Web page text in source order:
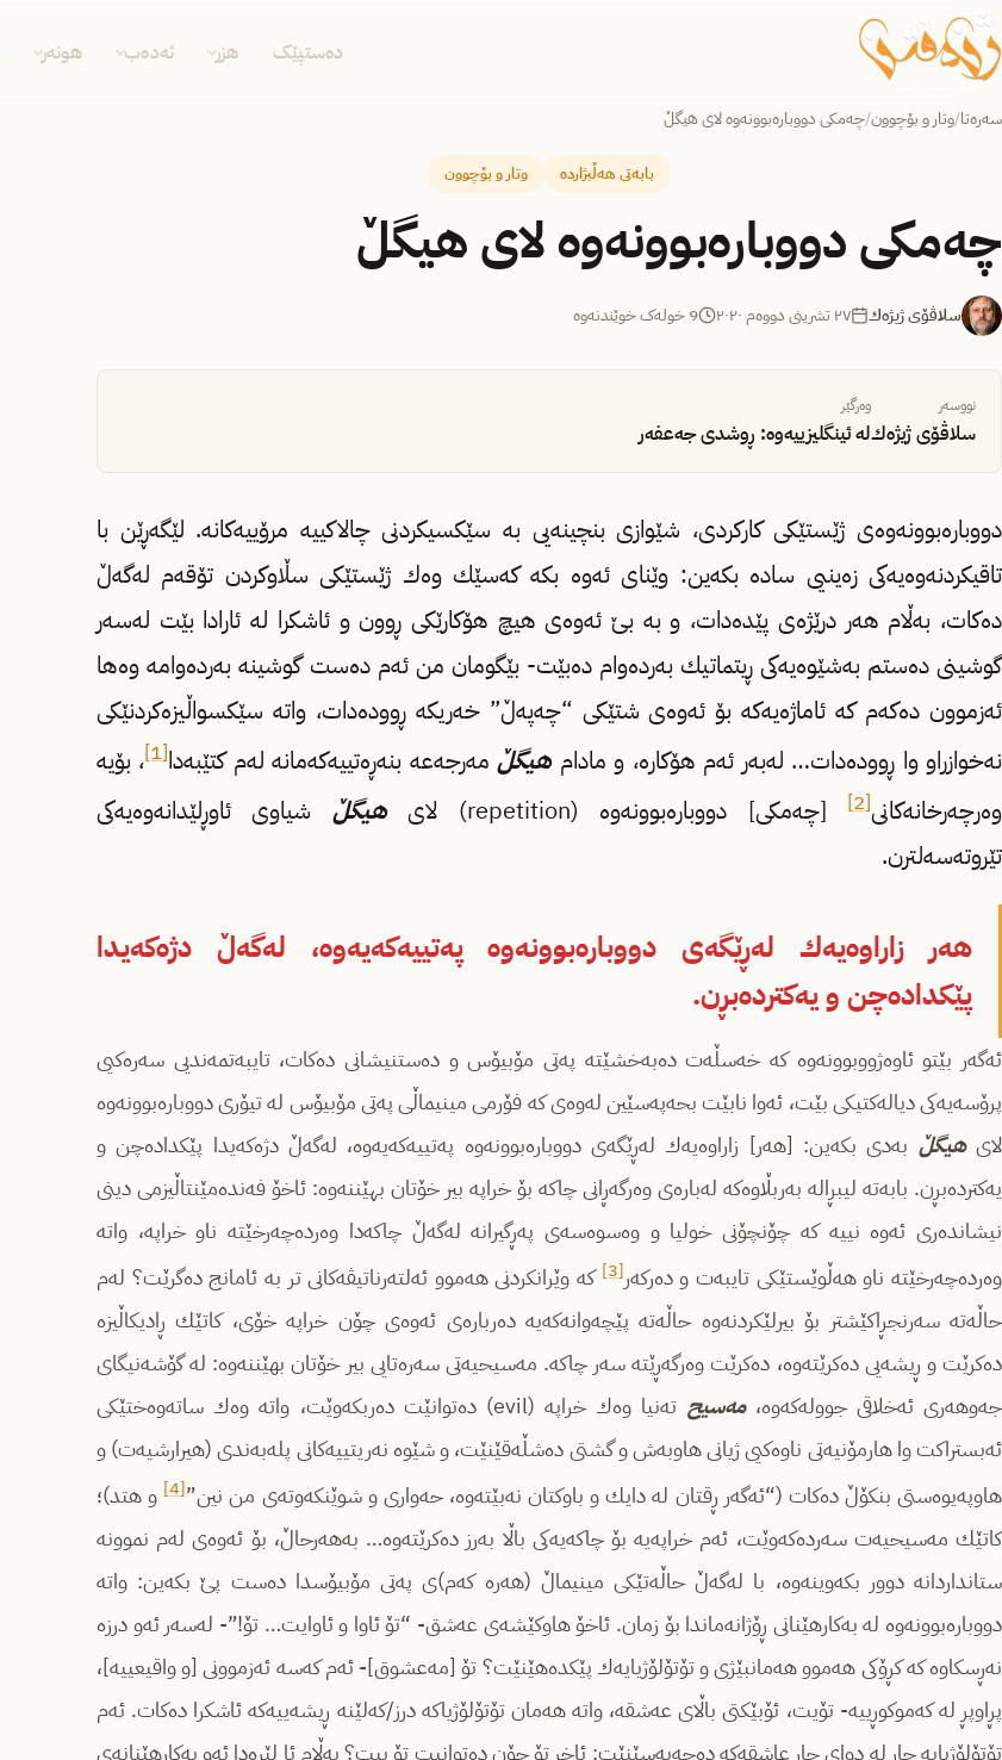
دەستپێک هزر ئەدەب هونەر
سەرەتا/وتار و بۆچوون/چه‌مكی دووباره‌بوونه‌وه‌ لای هیگڵ
بابەتی هەڵبژاردە وتار و بۆچوون
چه‌مكی دووباره‌بوونه‌وه‌ لای هیگڵ
سلاڤۆی ژیژه‌ك ٢٧ تشرینی دووەم ٢٠٢٠ 9 خولەک خوێندنەوە
نووسەر
سلاڤۆی ژیژه‌ك
وەرگێر
لە ئینگلیزییەوە: ڕوشدی جه‌عفه‌ر
دووباره‌بوونه‌وه‌ی ژێستێكی كاركردی، شێوازی بنچینه‌یی به ‌سێكسیكردنی چالاكییه‌ مرۆییه‌كانه‌‌. لێگه‌ڕێن با
تاقیكردنه‌وه‌یه‌كی زه‌ینیی ساده‌ بكه‌ین: وێنای ئه‌وه‌ بكه‌ كه‌سێك وه‌ك ژێستێكی سڵاوكردن تۆقه‌م له‌گه‌ڵ
ده‌كات، به‌ڵام هه‌ر درێژه‌ی پێده‌دات، و به‌ بێ ئه‌وه‌ی هیچ هۆكارێكی ڕوون و ئاشكرا له‌ ئارادا بێت له‌سه‌ر
گوشینی ده‌ستم به‌شێوه‌یه‌كی ڕیتماتیك به‌رده‌وام ده‌بێت- بێگومان من ئه‌م ده‌ست گوشینه‌ به‌رده‌وامه‌ وه‌ها
ئه‌زموون ده‌كه‌م كه‌ ئاماژه‌یه‌كه‌ بۆ ئه‌وه‌ی شتێكی “چه‌په‌ڵ” خه‌ریكه‌ ڕووده‌دات، واته‌ سێكسواڵیزه‌كردنێكی
نه‌خوازراو وا ڕووده‌دات… له‌به‌ر ئه‌م هۆكاره، و مادامهیگڵمه‌رجه‌عه‌ بنه‌ڕه‌تییه‌كه‌مانه‌ له‌م كتێبه‌دا[1] ، بۆیه‌
وه‌رچه‌رخانه‌كانی[2] [چه‌مكی] دووباره‌بوونه‌وه‌ (repetition) لای هیگڵ شیاوی ئاوڕلێدانه‌وه‌یه‌كی
تێروته‌سه‌لترن.
هه‌ر زاراوه‌یه‌ك له‌ڕێگه‌ی دووباره‌بوونه‌وه‌ په‌تییه‌كه‌یه‌وه‌، له‌گه‌ڵ دژه‌كه‌یدا
پێكداده‌چن و یه‌كترده‌بڕن.
ئه‌گه‌ر بێتو ئاوه‌ژووبوونه‌وه‌ كه‌ خه‌سڵه‌ت ده‌به‌خشێته‌ په‌تی مۆبیۆس و ده‌ستنیشانی ده‌كات‌، تایبه‌تمه‌ندیی سه‌ره‌كیی
پرۆسه‌یه‌كی دیاله‌كتیكی بێت، ئه‌وا نابێت بحه‌په‌سێین له‌وه‌ی كه فۆرمی مینیماڵی په‌تی مۆبیۆس له‌ تیۆری دووباره‌بوونه‌وه‌
لایهیگڵ به‌دی بكه‌ین: [هه‌ر] زاراوه‌یه‌ك له‌ڕێگه‌ی دووباره‌بوونه‌وه‌ په‌تییه‌كه‌یه‌وه‌، له‌گه‌ڵ دژه‌كه‌یدا پێكداده‌چن و
یه‌كترده‌بڕن. بابه‌ته‌ لیبڕاله‌ به‌ربڵاوه‌كه‌ له‌باره‌ی وه‌رگه‌ڕانی چاكه‌ بۆ خراپه‌ بیر خۆتان بهێننه‌وه‌: ئاخۆ فه‌نده‌مێنتاڵیزمی دینی
نیشانده‌ری ئه‌وه‌‌ نییه‌ كه‌ چۆنچۆنی خولیا و وه‌سوه‌سه‌ی په‌ڕگیرانه‌ له‌گه‌ڵ چاكه‌دا وه‌رده‌چه‌رخێته‌ ناو خراپه‌، واته‌
وه‌رده‌چه‌رخێته‌ ناو هه‌ڵوێستێكی تایبه‌ت و ده‌ركه‌ر[3]
كه‌ وێرانكردنی هه‌موو ئه‌لته‌رناتیڤه‌كانی تر به ‌ئامانج ده‌گرێت؟ له‌م
حاڵه‌ته‌‌ سه‌رنجڕاكێشتر بۆ بیرلێكردنه‌وه‌ حاڵه‌ته‌ پێچه‌وانه‌كه‌یه‌ ده‌رباره‌ی ئه‌وه‌ی‌ چۆن خراپه‌ خۆی، كاتێك ڕادیكاڵیزه
‌ده‌كرێت و ڕیشه‌یی ده‌كرێته‌وه‌، ده‌كرێت وه‌رگه‌ڕێته‌ سه‌ر چاكه‌. مه‌سیحیه‌تی سه‌ره‌تایی بیر خۆتان بھێننه‌وه‌: له‌ گۆشه‌نیگای
جه‌وهه‌ری ئه‌خلاقی جووله‌كه‌وه‌،مه‌سیح
ته‌نیا وه‌ك خراپه‌ (evil) ده‌توانێت ده‌ربكه‌وێت، واته‌ وه‌ك ساته‌وه‌ختێكی
ئه‌بستراكت وا هارمۆنیه‌تی ناوه‌كیی ژیانی هاوبه‌ش و گشتی ده‌شڵه‌قێنێت، و شێوه‌ نه‌ریتییه‌كانی پله‌به‌ندی (هیرارشیه‌ت) و
هاوپه‌یوه‌ستی بنكۆڵ ده‌كات (“ئه‌گه‌ر ڕقتان له‌ دایك و باوكتان نه‌بێته‌وه‌، حه‌واری و شوێنكه‌وته‌ی من نین”[4]
و هتد)؛
كاتێك مه‌سیحیه‌ت سه‌رده‌كه‌وێت، ئه‌م خراپه‌یه‌ بۆ چاكه‌یه‌كی باڵا به‌رز ده‌كرێته‌وه‌… به‌هه‌رحاڵ، بۆ ئه‌وه‌ی له‌م نموونه‌
ستانداردانه‌ دوور بكه‌وینه‌وه‌، با له‌گه‌ڵ حاڵه‌تێكی مینیماڵ (هه‌ره‌ كه‌م)ی په‌تی مۆبیۆسدا ده‌ست پێ بكه‌ین: واته‌
دووباره‌بوونه‌وه‌ له‌ به‌كارهێنانی ڕۆژانه‌ماندا بۆ زمان. ئاخۆ هاوكێشه‌ی عه‌شق- “تۆ ئاوا و ئاوایت… تۆ!”- له‌سه‌ر ئه‌و درزه‌
نه‌ڕسكاوه‌ كه‌ كڕۆكی هه‌موو هه‌مانبێژی و تۆتۆلۆژیایه‌ك پێكده‌هێنێت؟ تۆ [مه‌عشوق]- ئه‌م كه‌سه‌ ئه‌زموونی [و واقیعییه‌]،
پڕاوپڕ له‌ كه‌موكوڕییه‌- تۆیت، ئۆبێكتی باڵای عه‌شقه‌، واته‌ هه‌مان تۆتۆلۆژیا‌كه‌ درز/كه‌لێنه‌ ڕیشه‌ییه‌كه‌‌ ئاشكرا ده‌كات. ئه‌م
تۆتۆلۆژیایه‌ جار له‌ دوای جار عاشقه‌كه‌ ده‌حه‌په‌سێنێت: ئاخر تۆ چۆن ده‌توانیت تۆ بیت؟ به‌ڵام ئا لێره‌دا ئه‌و به‌كارهێنانه‌ی